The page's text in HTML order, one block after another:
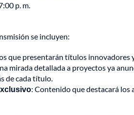
p. m.
se incluyen:
que presentarán títulos innovadores
mirada detallada a proyectos ya
de cada título.
: Contenido que destacará los